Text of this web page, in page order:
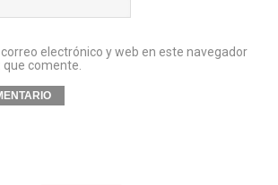
electrónico y web en este navegador
comente.